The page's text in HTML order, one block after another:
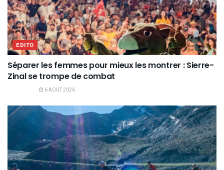
EDITO
Séparer les femmes pour mieux les montrer : Sierre-
Zinal se trompe de combat
6 AOÛT 2026